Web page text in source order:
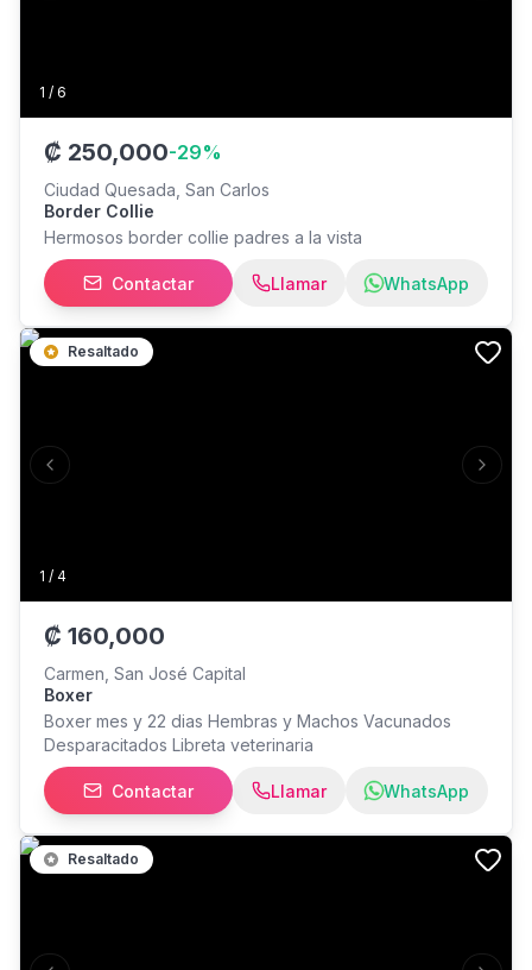
1 / 6
₡ 250,000-29%
Ciudad Quesada, San Carlos
Border Collie
Hermosos border collie padres a la vista
Contactar Llamar WhatsApp
1 / 4
Previous slide Next
Resaltado
₡ 160,000
Carmen, San José Capital
Boxer
Boxer mes y 22 dias Hembras y Machos Vacunados
Desparacitados Libreta veterinaria
Contactar Llamar WhatsApp
Resaltado